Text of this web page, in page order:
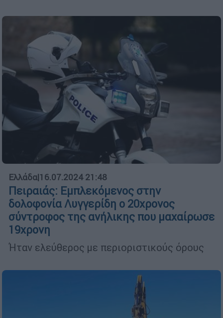
Ελλάδα|16.07.2024 21:48
Πειραιάς: Εμπλεκόμενος στην
δολοφονία Λυγγερίδη ο 20χρονος
σύντροφος της ανήλικης που μαχαίρωσε
19χρονη
Ήταν ελεύθερος με περιοριστικούς όρους